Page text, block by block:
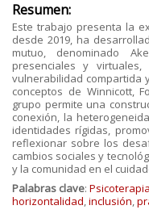
Resumen:
Este trabajo presenta la
desde 2019, ha
mutuo, denominado
presenciales y
vulnerabilidad compartida
conceptos de Winnicott,
grupo permite una
conexión, la
identidades rígidas,
reflexionar sobre los
cambios sociales y
y la comunidad en el
Palabras clave: Psicoterapia
horizontalidad,inclusión,